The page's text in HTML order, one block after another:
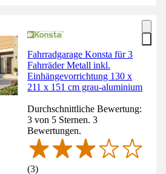
Fahrradgarage Konsta für 3
Fahrräder Metall inkl.
Einhängevorrichtung 130 x
211 x 151 cm grau-aluminium
Durchschnittliche Bewertung:
3 von 5 Sternen. 3
Bewertungen.
(3)